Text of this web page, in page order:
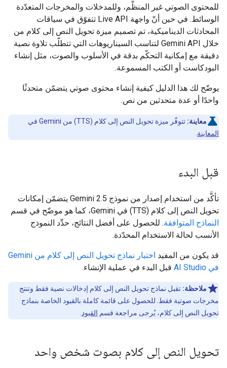
للمحتوى الصوتي غير المنظَّم، وللمدخلات والمخرجات المتعدّدة
الوسائط. في حين أنّ واجهة Live API تتفوّق في سياقات
المحادثات الديناميكية، تم تصميم ميزة تحويل النص إلى كلام من
خلال Gemini API لتناسب السيناريوهات التي تتطلّب تلاوة نصية
دقيقة مع إمكانية التحكّم بدقة في الأسلوب والصوت، مثل إنشاء
البودكاست أو الكتب المسموعة.
يوضّح لك هذا الدليل كيفية إنشاء محتوى صوتي يتضمّن متحدثًا
واحدًا أو عدة متحدثين من نص.
معاينة: تتوفّر ميزة تحويل النص إلى كلام (TTS) من Gemini في
المعاينة
قبل البدء
تأكَّد من استخدام إصدار من نموذج Gemini 2.5 يتضمّن إمكانات
تحويل النص إلى كلام (TTS) في Gemini، كما هو موضّح في قسم
النماذج المتوافقة. للحصول على أفضل النتائج، حدِّد النموذج
الأنسب لحالة الاستخدام المحدّدة.
قد يكون من المفيد
اختبار نماذج تحويل النص إلى كلام من Gemini
في AI Studio
قبل البدء في عملية الإنشاء.
ملاحظة: تقبل نماذج تحويل النص إلى كلام إدخالات نصية فقط وتنتج
مخرجات صوتية فقط. للحصول على قائمة كاملة بالقيود الخاصة بنماذج
تحويل النص إلى كلام، يُرجى مراجعة قسم القيود
تحويل النص إلى كلام بصوت شخص واحد